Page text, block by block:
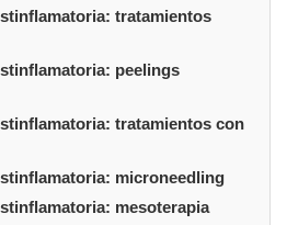
tratamientos
peelings
tratamientos con
microneedling
mesoterapia